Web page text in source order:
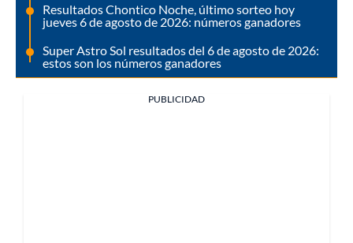
Resultados Chontico Noche, último sorteo hoy
jueves 6 de agosto de 2026: números ganadores
Super Astro Sol resultados del 6 de agosto de 2026:
estos son los números ganadores
PUBLICIDAD